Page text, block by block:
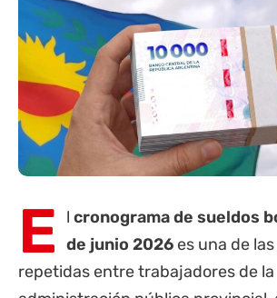
E l cronograma de sueldos
de junio 2026 es una de
repetidas entre trabajadores de la